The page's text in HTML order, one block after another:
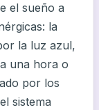
el sueño a
la
la luz azul,
una hora o
por los
sistema